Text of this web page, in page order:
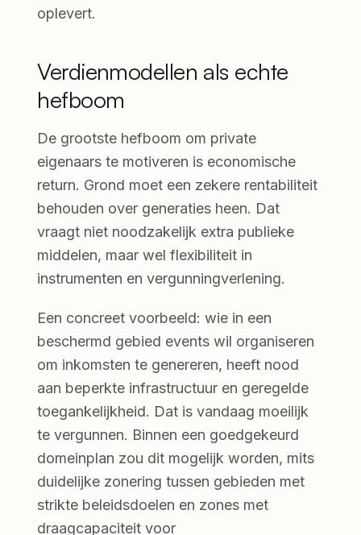
oplevert.
Verdienmodellen als echte
hefboom
De grootste hefboom om private
eigenaars te motiveren is economische
return. Grond moet een zekere rentabiliteit
behouden over generaties heen. Dat
vraagt niet noodzakelijk extra publieke
middelen, maar wel flexibiliteit in
instrumenten en vergunningverlening.
Een concreet voorbeeld: wie in een
beschermd gebied events wil organiseren
om inkomsten te genereren, heeft nood
aan beperkte infrastructuur en geregelde
toegankelijkheid. Dat is vandaag moeilijk
te vergunnen. Binnen een goedgekeurd
domeinplan zou dit mogelijk worden, mits
duidelijke zonering tussen gebieden met
strikte beleidsdoelen en zones met
draagcapaciteit voor